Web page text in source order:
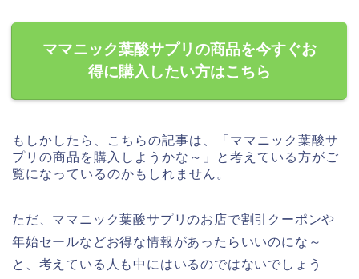
ママニック葉酸サプリの商品を今すぐお
得に購入したい方はこちら
もしかしたら、こちらの記事は、「ママニック葉酸サ
プリの商品を購入しようかな～」と考えている方がご
覧になっているのかもしれません。
ただ、ママニック葉酸サプリのお店で割引クーポンや
年始セールなどお得な情報があったらいいのにな～
と、考えている人も中にはいるのではないでしょう